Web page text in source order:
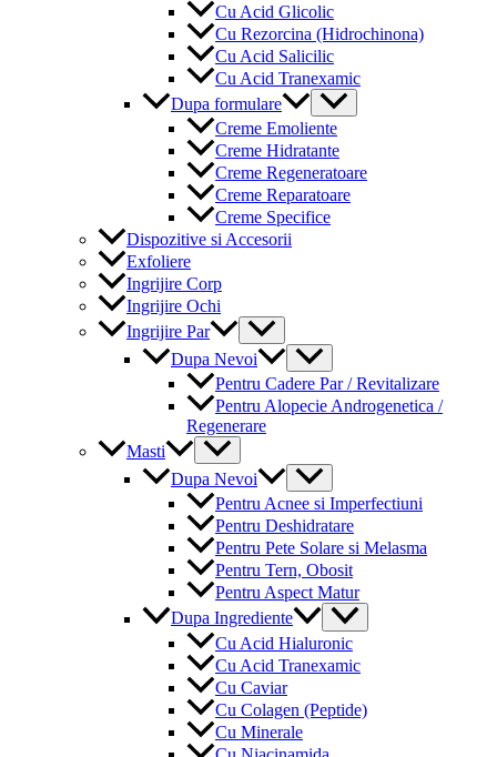
Cu Acid Glicolic
Cu Rezorcina (Hidrochinona)
Cu Acid Salicilic
Cu Acid Tranexamic
Dupa formulare
Menu
Toggle
Creme Emoliente
Creme Hidratante
Creme Regeneratoare
Creme Reparatoare
Creme Specifice
Dispozitive si Accesorii
Exfoliere
Ingrijire Corp
Ingrijire Ochi
Ingrijire Par
Menu
Toggle
Dupa Nevoi
Menu
Toggle
Pentru Cadere Par / Revitalizare
Pentru Alopecie Androgenetica /
Regenerare
Masti
Menu
Toggle
Dupa Nevoi
Menu
Toggle
Pentru Acnee si Imperfectiuni
Pentru Deshidratare
Pentru Pete Solare si Melasma
Pentru Tern, Obosit
Pentru Aspect Matur
Dupa Ingrediente
Menu
Toggle
Cu Acid Hialuronic
Cu Acid Tranexamic
Cu Caviar
Cu Colagen (Peptide)
Cu Minerale